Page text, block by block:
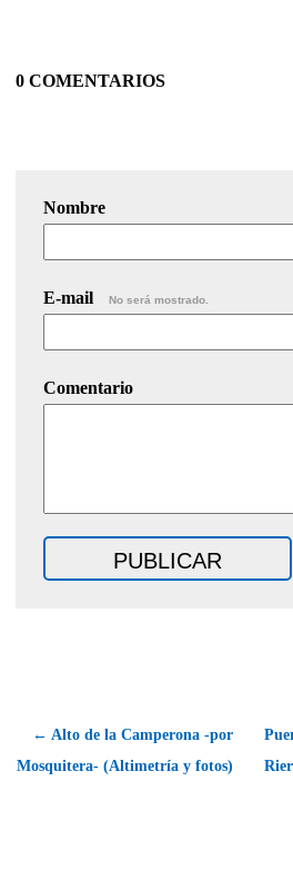
0 COMENTARIOS
Nombre
E-mail No será mostrado.
Comentario
← Alto de la Camperona -por
Mosquitera- (Altimetría y fotos)